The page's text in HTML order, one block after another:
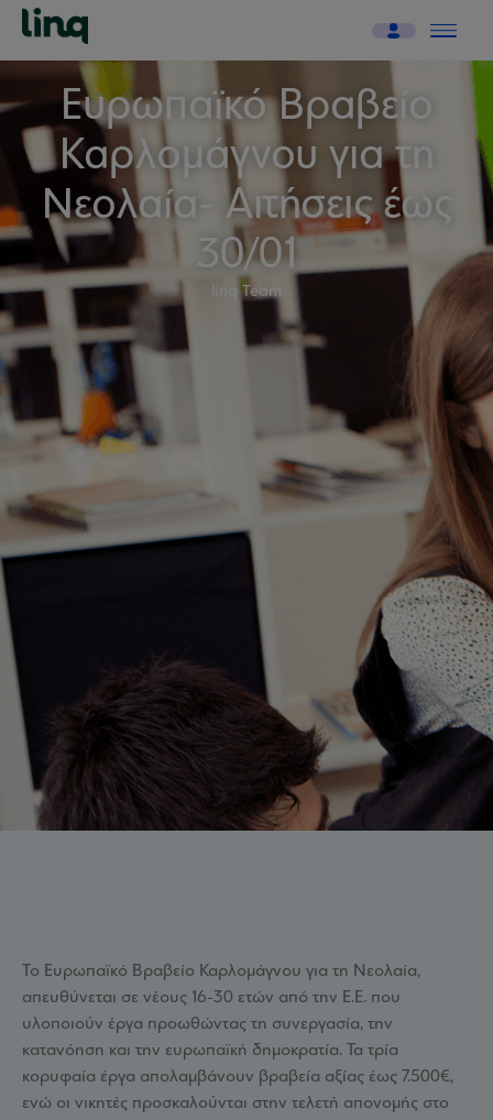
Ευρωπαϊκό Βραβείο
Καρλομάγνου για τη
Νεολαία- Αιτήσεις έως
30/01
linq Team
Το Ευρωπαϊκό Βραβείο Καρλομάγνου για τη Νεολαία,
απευθύνεται σε νέους 16-30 ετών από την Ε.Ε. που
υλοποιούν έργα προωθώντας τη συνεργασία, την
κατανόηση και την ευρωπαϊκή δημοκρατία. Τα τρία
κορυφαία έργα απολαμβάνουν βραβεία αξίας έως 7.500€,
ενώ οι νικητές προσκαλούνται στην τελετή απονομής στο